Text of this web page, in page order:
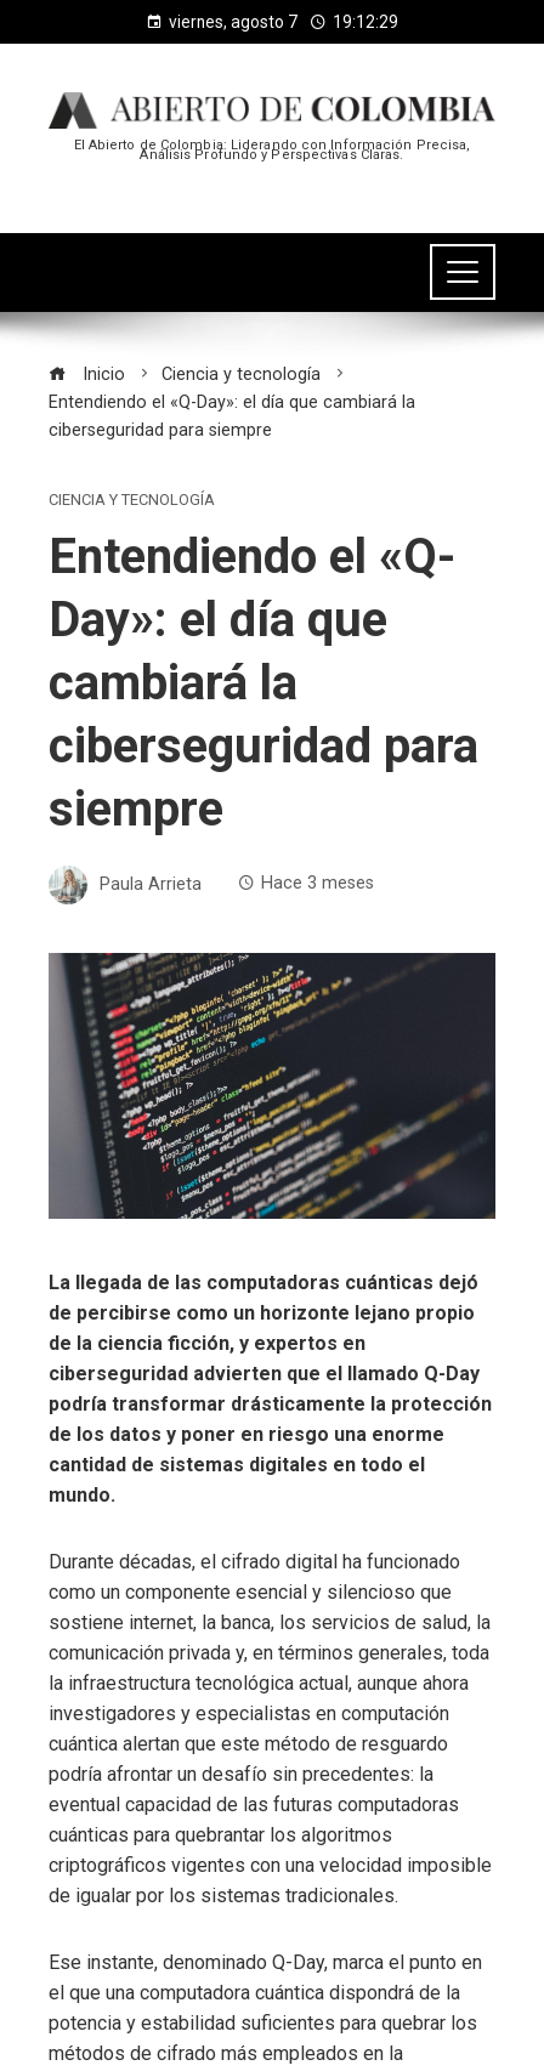
viernes, agosto 7 19:12:30
El Abierto de Colombia: Liderando con Información Precisa,
Análisis Profundo y Perspectivas Claras.
Inicio
Ciencia y tecnología
Entendiendo el «Q-Day»: el día que cambiará la
ciberseguridad para siempre
CIENCIA Y TECNOLOGÍA
Entendiendo el «Q-
Day»: el día que
cambiará la
ciberseguridad para
siempre
Paula Arrieta Hace 3 meses
La llegada de las computadoras cuánticas dejó
de percibirse como un horizonte lejano propio
de la ciencia ficción, y expertos en
ciberseguridad advierten que el llamado Q-Day
podría transformar drásticamente la protección
de los datos y poner en riesgo una enorme
cantidad de sistemas digitales en todo el
mundo.
Durante décadas, el cifrado digital ha funcionado
como un componente esencial y silencioso que
sostiene internet, la banca, los servicios de salud, la
comunicación privada y, en términos generales, toda
la infraestructura tecnológica actual, aunque ahora
investigadores y especialistas en computación
cuántica alertan que este método de resguardo
podría afrontar un desafío sin precedentes: la
eventual capacidad de las futuras computadoras
cuánticas para quebrantar los algoritmos
criptográficos vigentes con una velocidad imposible
de igualar por los sistemas tradicionales.
Ese instante, denominado Q-Day, marca el punto en
el que una computadora cuántica dispondrá de la
potencia y estabilidad suficientes para quebrar los
métodos de cifrado más empleados en la